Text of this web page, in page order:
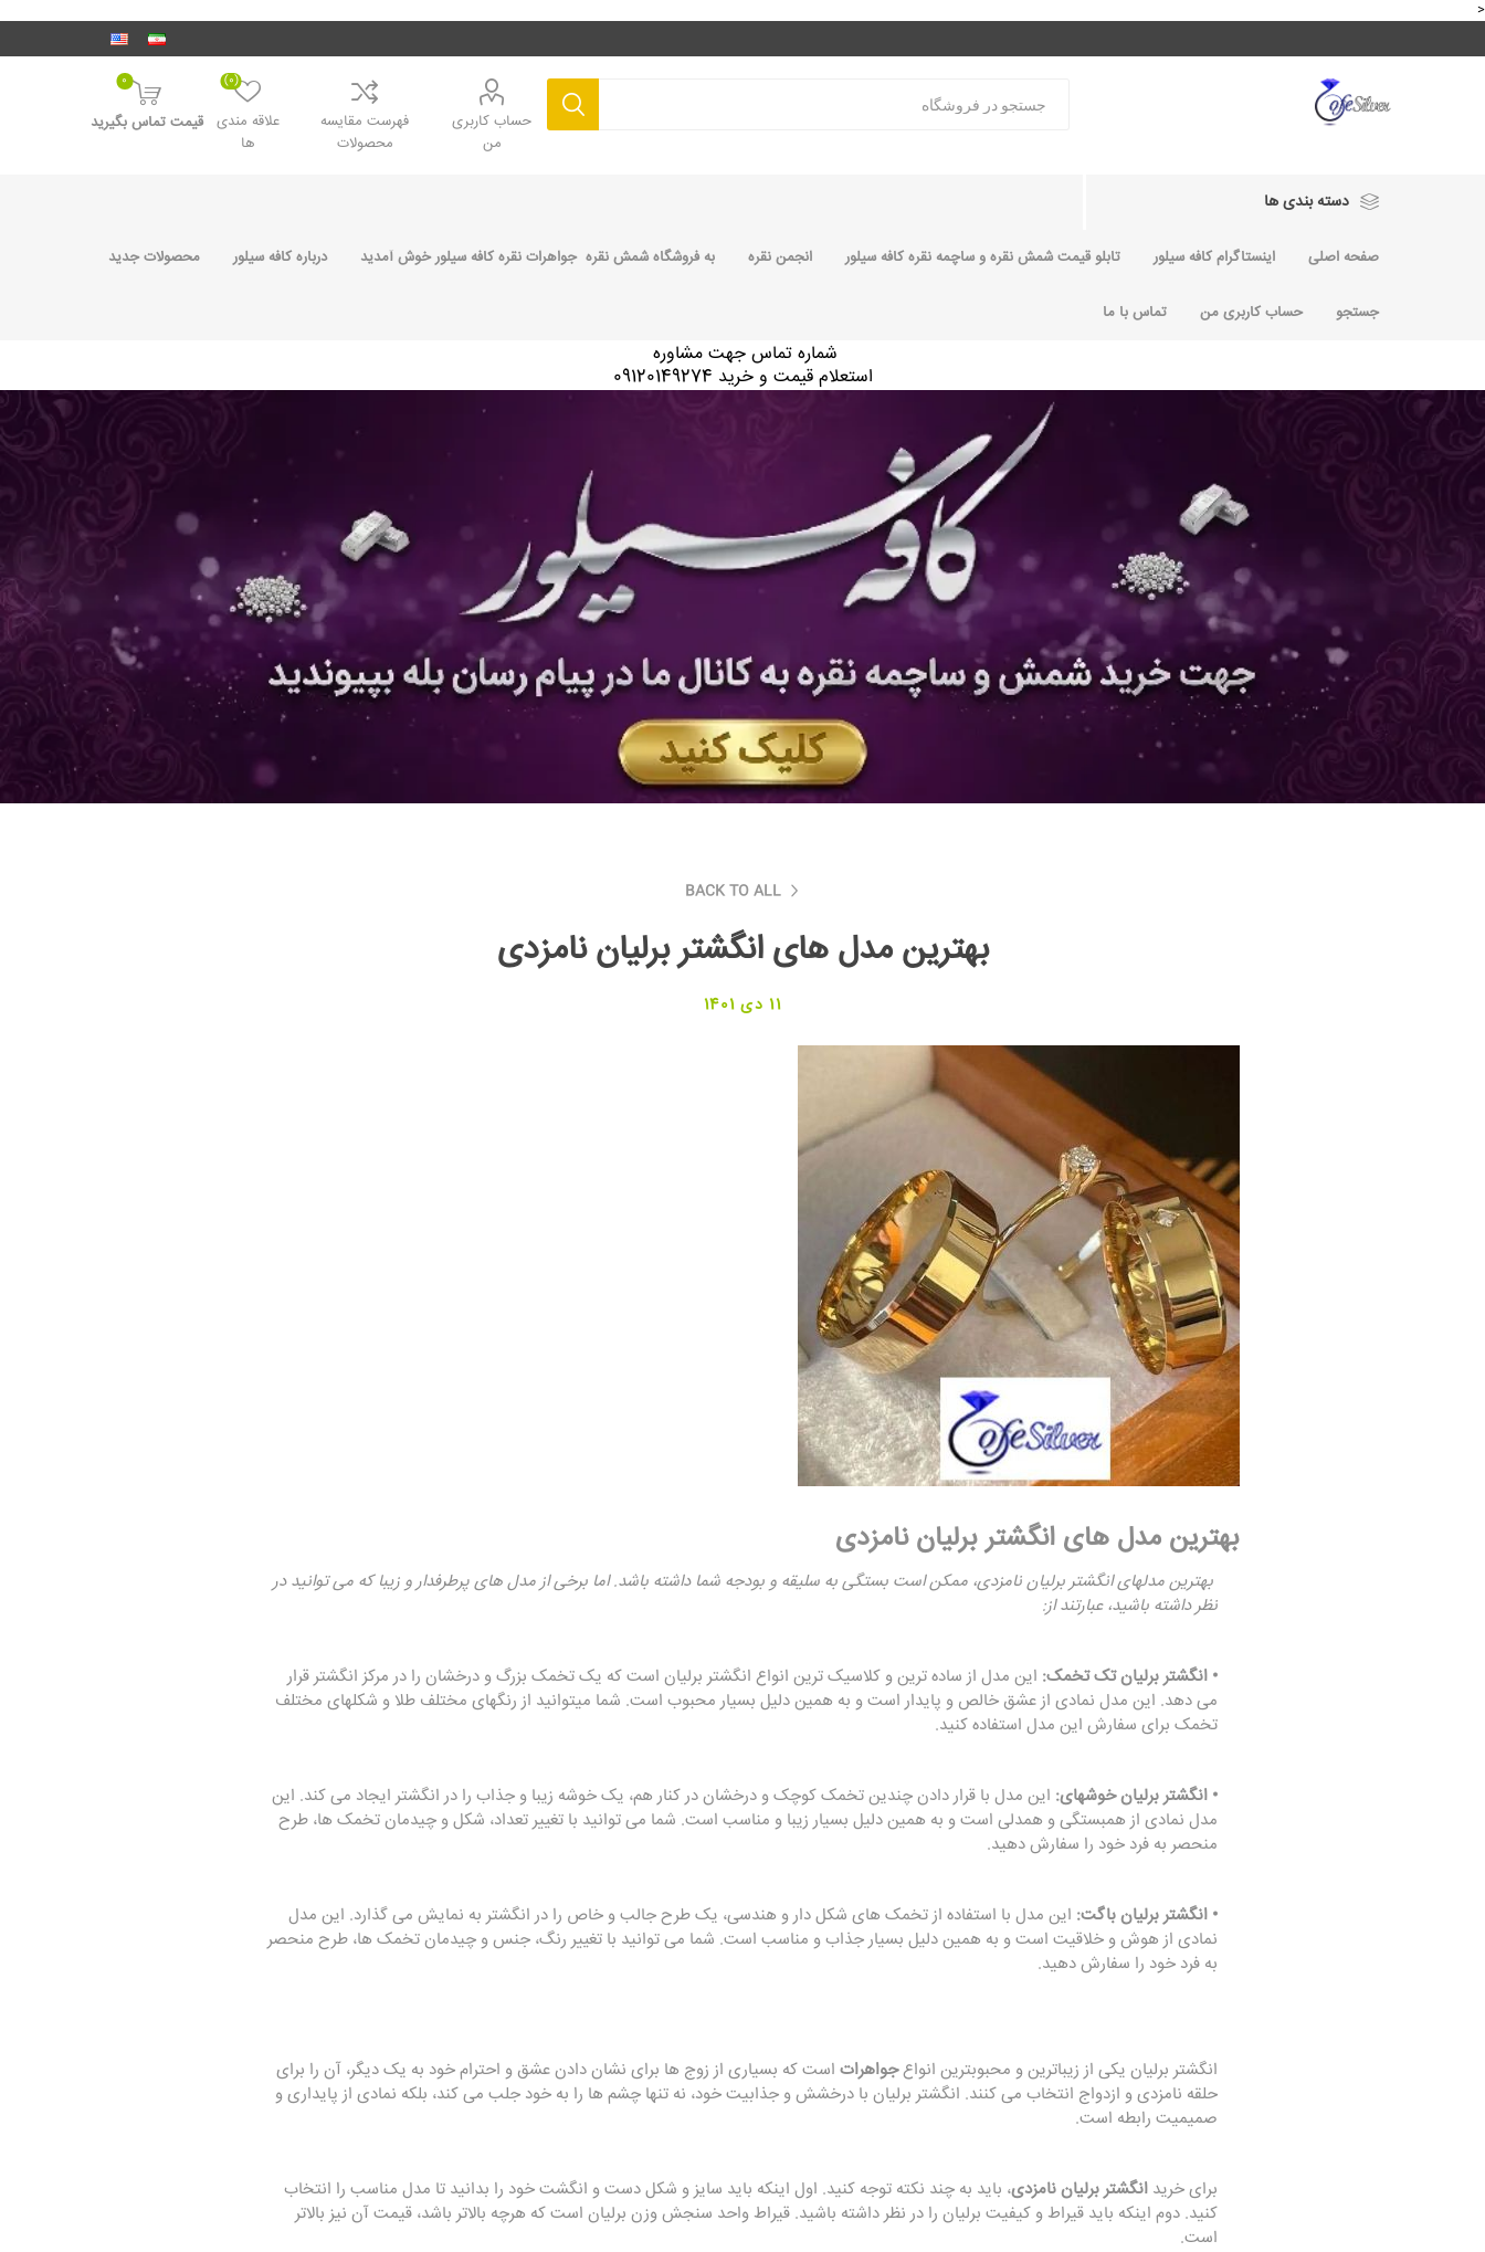
<
حساب کاربری
من
فهرست مقایسه
محصولات
علاقه مندی
ها
(0)
0
قیمت تماس بگیرید
دسته بندی ها
صفحه اصلی اینستاگرام کافه سیلور تابلو قیمت شمش نقره و ساچمه نقره کافه سیلور انجمن نقره به فروشگاه شمش نقره جواهرات نقره کافه سیلور خوش آمدید درباره کافه سیلور محصولات جدید
جستجو حساب کاربری من تماس با ما
شماره تماس جهت مشاوره
استعلام قیمت و خرید 09120149274
BACK TO ALL
بهترین مدل های انگشتر برلیان نامزدی
11 دی 1401
بهترین مدل های انگشتر برلیان نامزدی
بهترین مدلهای انگشتر برلیان نامزدی، ممکن است بستگی به سلیقه و بودجه شما داشته باشد. اما برخی از مدل های پرطرفدار و زیبا که می توانید در
نظر داشته باشید، عبارتند از:
• انگشتر برلیان تک تخمک: این مدل از ساده ترین و کلاسیک ترین انواع انگشتر برلیان است که یک تخمک بزرگ و درخشان را در مرکز انگشتر قرار
می دهد. این مدل نمادی از عشق خالص و پایدار است و به همین دلیل بسیار محبوب است. شما میتوانید از رنگهای مختلف طلا و شکلهای مختلف
تخمک برای سفارش این مدل استفاده کنید.
• انگشتر برلیان خوشهای: این مدل با قرار دادن چندین تخمک کوچک و درخشان در کنار هم، یک خوشه زیبا و جذاب را در انگشتر ایجاد می کند. این
مدل نمادی از همبستگی و همدلی است و به همین دلیل بسیار زیبا و مناسب است. شما می توانید با تغییر تعداد، شکل و چیدمان تخمک ها، طرح
منحصر به فرد خود را سفارش دهید.
• انگشتر برلیان باگت: این مدل با استفاده از تخمک های شکل دار و هندسی، یک طرح جالب و خاص را در انگشتر به نمایش می گذارد. این مدل
نمادی از هوش و خلاقیت است و به همین دلیل بسیار جذاب و مناسب است. شما می توانید با تغییر رنگ، جنس و چیدمان تخمک ها، طرح منحصر
به فرد خود را سفارش دهید.
انگشتر برلیان یکی از زیباترین و محبوبترین انواعجواهرات است که بسیاری از زوج ها برای نشان دادن عشق و احترام خود به یک دیگر، آن را برای
حلقه نامزدی و ازدواج انتخاب می کنند. انگشتر برلیان با درخشش و جذابیت خود، نه تنها چشم ها را به خود جلب می کند، بلکه نمادی از پایداری و
صمیمیت رابطه است.
برای خرید انگشتر برلیان نامزدی، باید به چند نکته توجه کنید. اول اینکه باید سایز و شکل دست و انگشت خود را بدانید تا مدل مناسب را انتخاب
کنید. دوم اینکه باید قیراط و کیفیت برلیان را در نظر داشته باشید. قیراط واحد سنجش وزن برلیان است که هرچه بالاتر باشد، قیمت آن نیز بالاتر
است.